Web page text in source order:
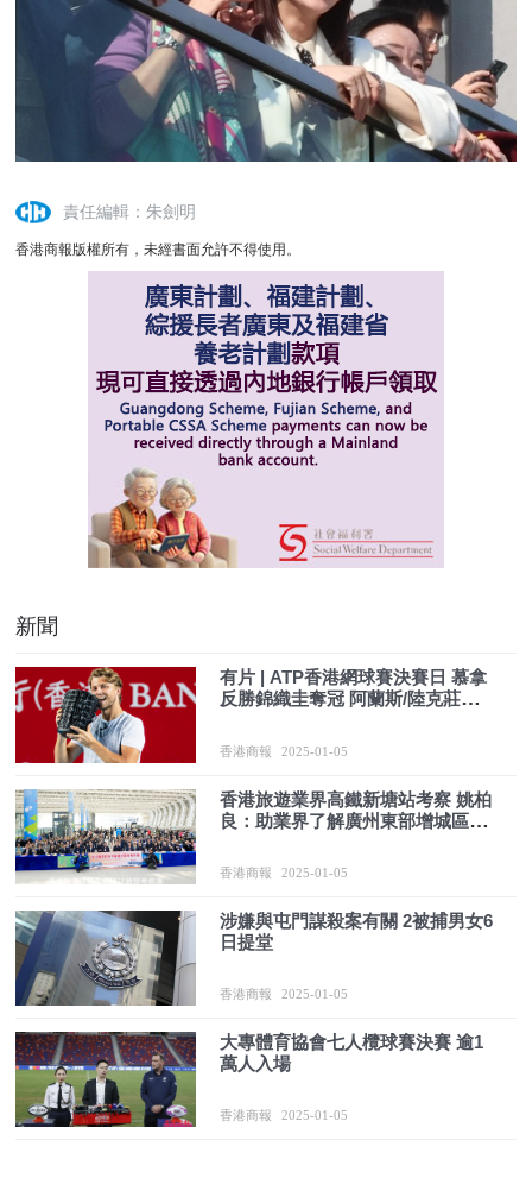
責任編輯：朱劍明
香港商報版權所有，未經書面允許不得使用。
新聞
有片 | ATP香港網球賽決賽日 慕拿
反勝錦織圭奪冠 阿蘭斯/陸克莊遜
香港商報 2025-01-05
香港旅遊業界高鐵新塘站考察 姚柏
良：助業界了解廣州東部增城區最
香港商報 2025-01-05
涉嫌與屯門謀殺案有關 2被捕男女6
日提堂
香港商報 2025-01-05
大專體育協會七人欖球賽決賽 逾1
萬人入場
香港商報 2025-01-05